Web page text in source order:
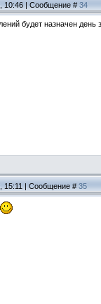
10:46 | Сообщение #34
будет назначен
15:11 | Сообщение #35